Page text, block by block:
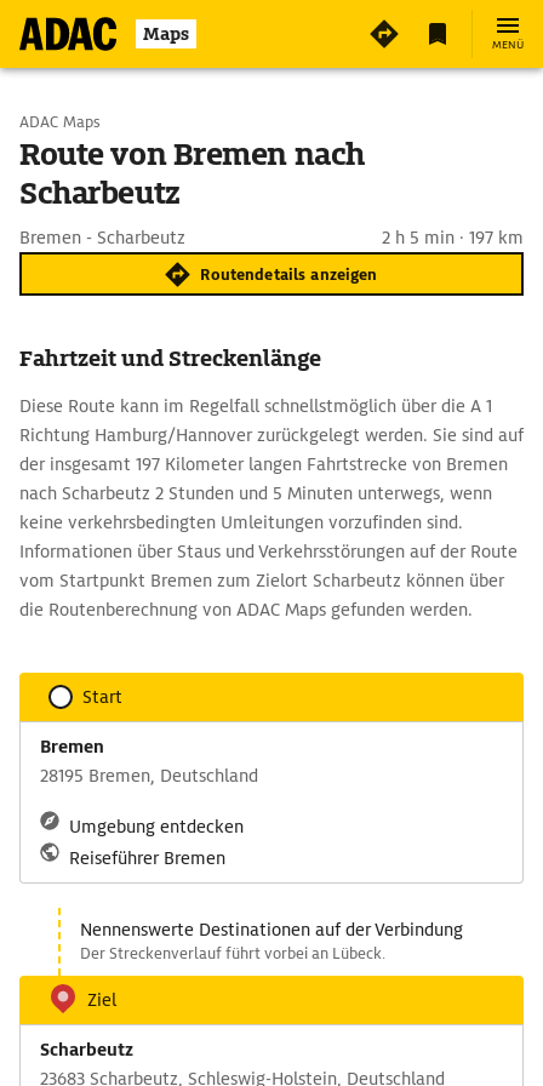
Maps MENÜ
Start wählen
Ziel eingeben
ADAC Maps
Route von Bremen nach
Scharbeutz
Bremen - Scharbeutz 2 h 5 min · 197 km
Routendetails anzeigen
Fahrtzeit und Streckenlänge
Diese Route kann im Regelfall schnellstmöglich über die A 1
Richtung Hamburg/Hannover zurückgelegt werden. Sie sind auf
der insgesamt 197 Kilometer langen Fahrtstrecke von Bremen
nach Scharbeutz 2 Stunden und 5 Minuten unterwegs, wenn
keine verkehrsbedingten Umleitungen vorzufinden sind.
Informationen über Staus und Verkehrsstörungen auf der Route
vom Startpunkt Bremen zum Zielort Scharbeutz können über
die Routenberechnung von ADAC Maps gefunden werden.
Start
Bremen
28195 Bremen, Deutschland
Umgebung entdecken
Reiseführer Bremen
Nennenswerte Destinationen auf der Verbindung
Der Streckenverlauf führt vorbei an Lübeck.
Ziel
Scharbeutz
23683 Scharbeutz, Schleswig-Holstein, Deutschland